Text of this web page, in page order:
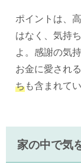
ポイントは、
はなく、気持
よ。感謝の気
お金に愛され
ちも含まれて
家の中で気